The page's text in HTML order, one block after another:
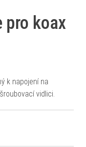
pro koax
k napojení na
vidlici.